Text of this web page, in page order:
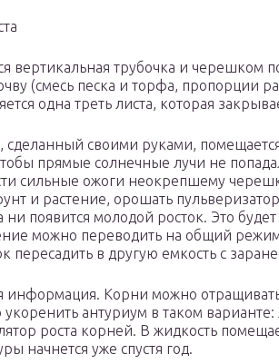
вертикальная трубочка и черешком
(смесь песка и торфа, пропорции
одна треть листа, которая
сделанный своими руками, помещается
прямые солнечные лучи не
сильные ожоги неокрепшему
и растение, орошать
ни появится молодой росток. Это
можно переводить на общий
пересадить в другую емкость с
информация. Корни можно
антуриум в таком
роста корней. В жидкость
начнется уже спустя год.